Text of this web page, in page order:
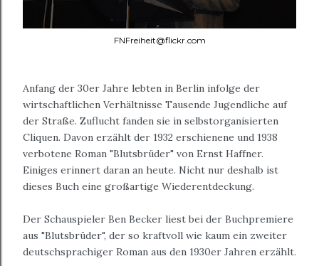
FNFreiheit@flickr.com
Anfang der 30er Jahre lebten in Berlin infolge der
wirtschaftlichen Verhältnisse Tausende Jugendliche auf
der Straße. Zuflucht fanden sie in selbstorganisierten
Cliquen. Davon erzählt der 1932 erschienene und 1938
verbotene Roman "Blutsbrüder" von Ernst Haffner.
Einiges erinnert daran an heute. Nicht nur deshalb ist
dieses Buch eine großartige Wiederentdeckung.
Der Schauspieler Ben Becker liest bei der Buchpremiere
aus "Blutsbrüder", der so kraftvoll wie kaum ein zweiter
deutschsprachiger Roman aus den 1930er Jahren erzählt.